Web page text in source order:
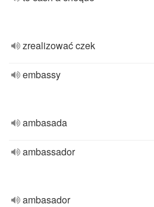
zrealizować czek
embassy
ambasada
ambassador
ambasador